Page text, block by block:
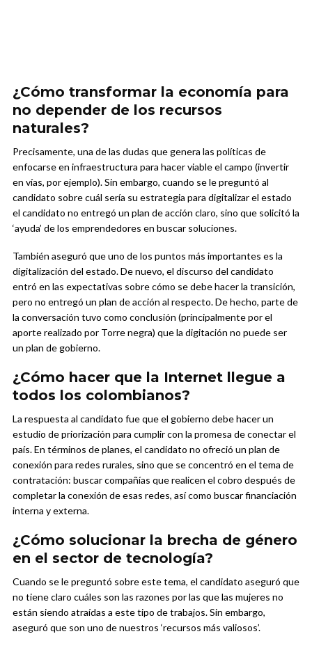
¿Cómo transformar la economía para
no depender de los recursos
naturales?
Precisamente, una de las dudas que genera las políticas de
enfocarse en infraestructura para hacer viable el campo (invertir
en vías, por ejemplo). Sin embargo, cuando se le preguntó al
candidato sobre cuál sería su estrategia para digitalizar el estado
el candidato no entregó un plan de acción claro, sino que solicitó la
‘ayuda’ de los emprendedores en buscar soluciones.
También aseguró que uno de los puntos más importantes es la
digitalización del estado. De nuevo, el discurso del candidato
entró en las expectativas sobre cómo se debe hacer la transición,
pero no entregó un plan de acción al respecto. De hecho, parte de
la conversación tuvo como conclusión (principalmente por el
aporte realizado por Torre negra) que la digitación no puede ser
un plan de gobierno.
¿Cómo hacer que la Internet llegue a
todos los colombianos?
La respuesta al candidato fue que el gobierno debe hacer un
estudio de priorización para cumplir con la promesa de conectar el
país. En términos de planes, el candidato no ofreció un plan de
conexión para redes rurales, sino que se concentró en el tema de
contratación: buscar compañías que realicen el cobro después de
completar la conexión de esas redes, así como buscar financiación
interna y externa.
¿Cómo solucionar la brecha de género
en el sector de tecnología?
Cuando se le preguntó sobre este tema, el candidato aseguró que
no tiene claro cuáles son las razones por las que las mujeres no
están siendo atraídas a este tipo de trabajos. Sin embargo,
aseguró que son uno de nuestros ‘recursos más valiosos’.